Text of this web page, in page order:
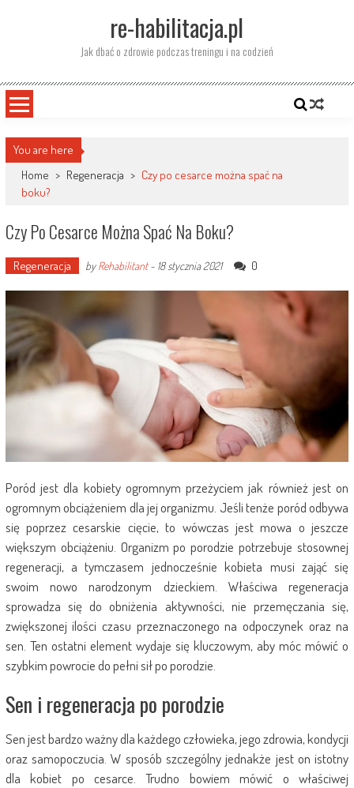
re-habilitacja.pl
Jak dbać o zdrowie podczas treningu i na codzień
You are here
Home > Regeneracja > Czy po cesarce można spać na
boku?
Czy Po Cesarce Można Spać Na Boku?
Regeneracja byRehabilitant- 18 stycznia 2021 0
Poród jest dla kobiety ogromnym przeżyciem jak również jest on
ogromnym obciążeniem dla jej organizmu. Jeśli tenże poród odbywa
się poprzez cesarskie cięcie, to wówczas jest mowa o jeszcze
większym obciążeniu. Organizm po porodzie potrzebuje stosownej
regeneracji, a tymczasem jednocześnie kobieta musi zająć się
swoim nowo narodzonym dzieckiem. Właściwa regeneracja
sprowadza się do obniżenia aktywności, nie przemęczania się,
zwiększonej ilości czasu przeznaczonego na odpoczynek oraz na
sen. Ten ostatni element wydaje się kluczowym, aby móc mówić o
szybkim powrocie do pełni sił po porodzie.
Sen i regeneracja po porodzie
Sen jest bardzo ważny dla każdego człowieka, jego zdrowia, kondycji
oraz samopoczucia. W sposób szczególny jednakże jest on istotny
dla kobiet po cesarce. Trudno bowiem mówić o właściwej